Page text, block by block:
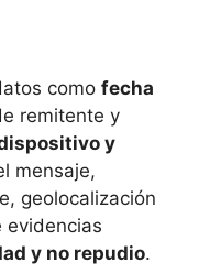
como fecha
remitente y
y
mensaje,
geolocalización
evidencias
y no repudio.